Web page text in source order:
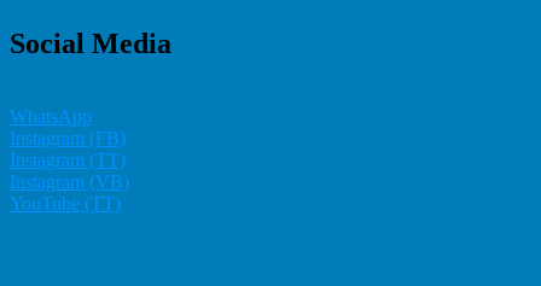
Social Media
WhatsApp
Instagram (FB)
Instagram (TT)
Instagram (VB)
YouTube (TT)